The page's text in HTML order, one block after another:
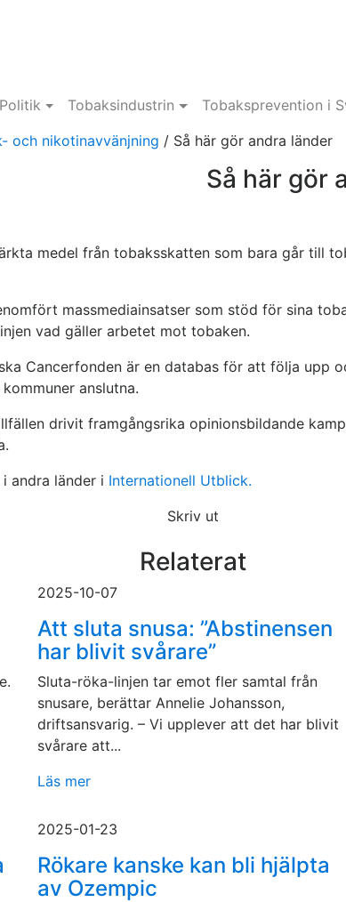
Politik Tobaksindustrin Tobaksprevention i
och nikotinavvänjning / Så här gör andra länder
Så här gör
medel från tobaksskatten som bara går till
massmediainsatser som stöd för sina
vad gäller arbetet mot tobaken.
Cancerfonden är en databas för att följa upp
anslutna.
drivit framgångsrika opinionsbildande
andra länder i Internationell Utblick.
Skriv ut
Relaterat
2025-10-07
Att sluta snusa: ”Abstinensen
har blivit svårare”
Sluta-röka-linjen tar emot fler samtal från
snusare, berättar Annelie Johansson,
driftsansvarig. – Vi upplever att det har blivit
svårare att...
Läs mer
2025-01-23
Rökare kanske kan bli hjälpta
av Ozempic